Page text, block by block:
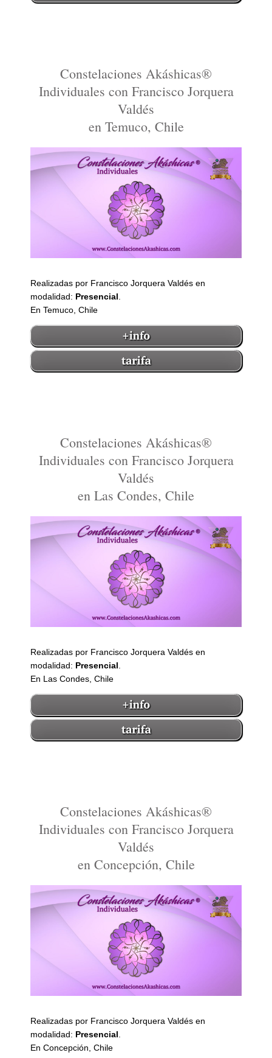
Constelaciones Akáshicas®
Individuales con Francisco Jorquera
Valdés
en Temuco, Chile
Realizadas por Francisco Jorquera Valdés en
modalidad: Presencial.
En Temuco, Chile
Constelaciones Akáshicas®
Individuales con Francisco Jorquera
Valdés
en Las Condes, Chile
Realizadas por Francisco Jorquera Valdés en
modalidad: Presencial.
En Las Condes, Chile
Constelaciones Akáshicas®
Individuales con Francisco Jorquera
Valdés
en Concepción, Chile
Realizadas por Francisco Jorquera Valdés en
modalidad: Presencial.
En Concepción, Chile